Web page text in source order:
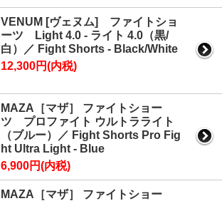
VENUM [ヴェヌム] ファイトショ
ーツ Light 4.0 - ライト 4.0（黒/
白）／ Fight Shorts - Black/White
12,300円(内税)
MAZA［マザ］ ファイトショー
ツ プロファイト ウルトラライト
（ブルー）／ Fight Shorts Pro Fig
ht Ultra Light - Blue
6,900円(内税)
MAZA［マザ］ ファイトショー